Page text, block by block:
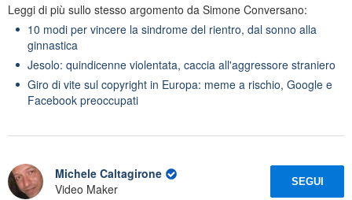
Leggi di più sullo stesso argomento da Simone Conversano:
10 modi per vincere la sindrome del rientro, dal sonno alla
ginnastica
Jesolo: quindicenne violentata, caccia all'aggressore straniero
Giro di vite sul copyright in Europa: meme a rischio, Google e
Facebook preoccupati
Michele Caltagirone
Video Maker
SEGUI